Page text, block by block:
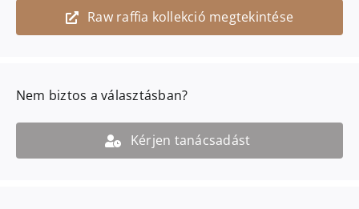
Raw raffia kollekció megtekintése
Nem biztos a választásban?
Kérjen tanácsadást